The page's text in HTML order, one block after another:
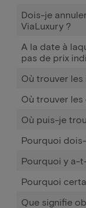
Dois-je
ViaLuxury ?
A la date à
pas de prix
Où trouver
Où trouver
Où puis-je
Pourquoi
Pourquoi y a-
Pourquoi
Que signifie